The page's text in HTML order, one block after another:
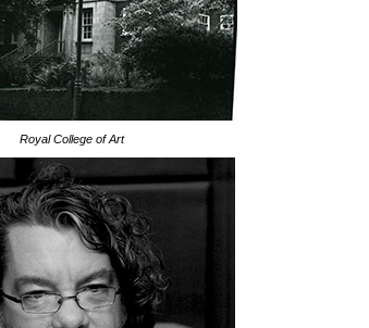
Royal College of Art